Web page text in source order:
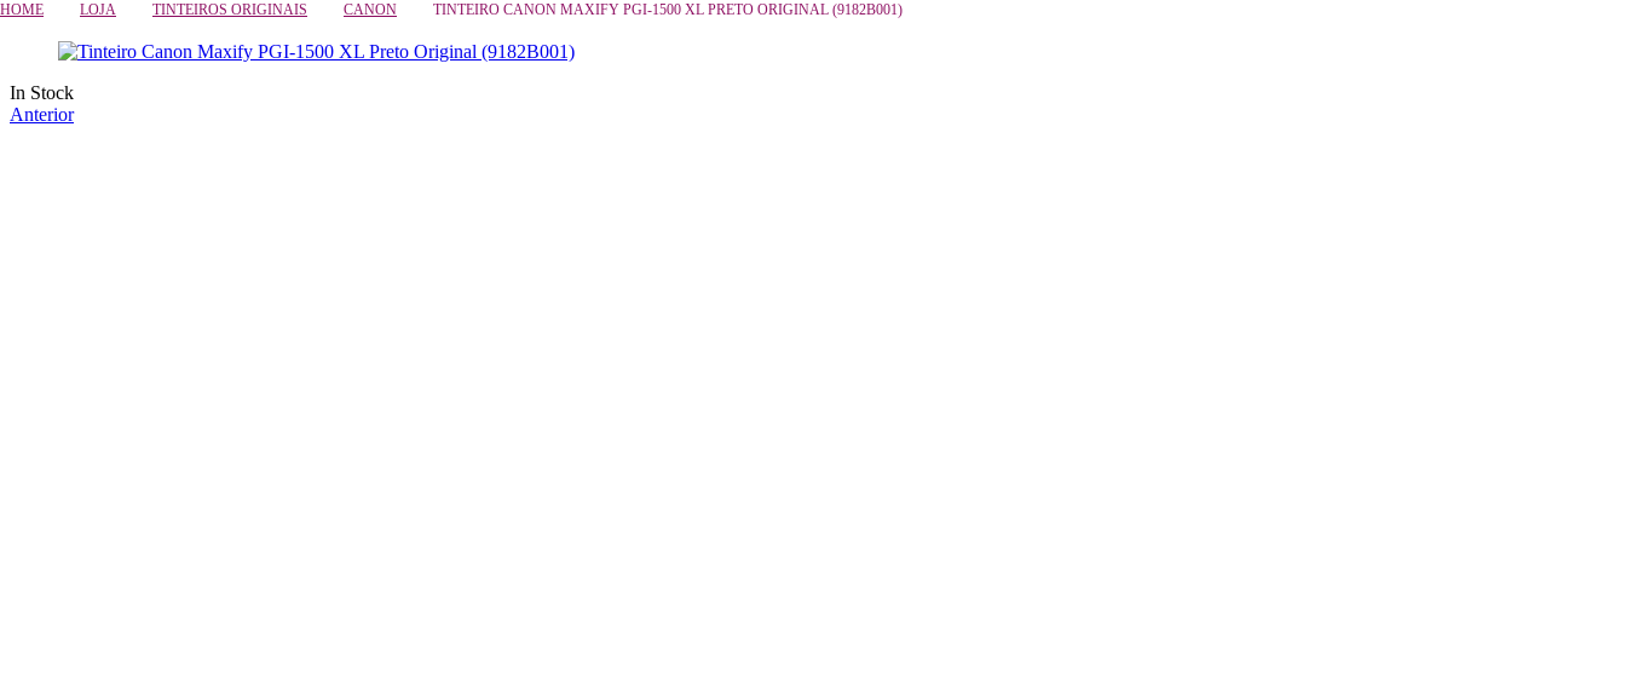
HOME LOJA TINTEIROS ORIGINAIS CANON TINTEIRO CANON MAXIFY PGI-1500 XL PRETO ORIGINAL (9182B001)
Availability:
In Stock
Anterior